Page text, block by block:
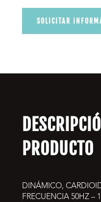
SOLICITAR
PRODUCTO
DINÁMICO,
FRECUENCIA 50HZ –